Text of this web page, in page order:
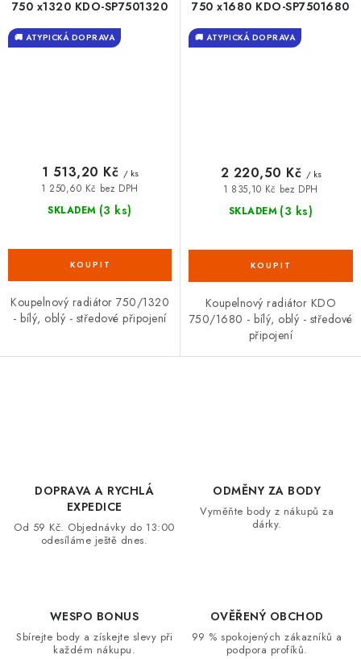
750 x1320 KDO-SP7501320
🚚 ATYPICKÁ DOPRAVA
SKLADEM (3 ks)
1 250,60 Kč bez DPH
1 513,20 Kč / ks
Koupelnový radiátor 750/1320
- bílý, oblý - středové připojení
750 x1680 KDO-SP7501680
🚚 ATYPICKÁ DOPRAVA
SKLADEM (3 ks)
1 835,10 Kč bez DPH
2 220,50 Kč / ks
Koupelnový radiátor KDO
750/1680 - bílý, oblý - středové
připojení
c
k
DOPRAVA A RYCHLÁ
EXPEDICE
Od 59 Kč. Objednávky do 13:00
odesíláme ještě dnes.
ODMĚNY ZA BODY
Vyměňte body z nákupů za
dárky.
WESPO BONUS
Sbírejte body a získejte slevy při
každém nákupu.
OVĚŘENÝ OBCHOD
99 % spokojených zákazníků a
podpora profíků.